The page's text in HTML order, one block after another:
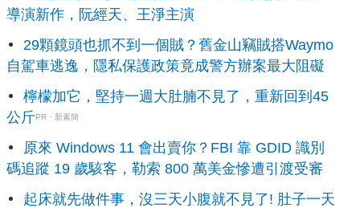
導演新作，阮經天、王淨主演
29顆鏡頭也抓不到一個賊？舊金山竊賊搭Waymo
自駕車逃逸，隱私保護政策竟成警方辦案最大阻礙
檸檬加它，堅持一週大肚腩不見了，重新回到45
公斤PR・新素簡
原來 Windows 11 會出賣你？FBI 靠 GDID 識別
碼追蹤 19 歲駭客，勒索 800 萬美金慘遭引渡受審
起床就先做件事，沒三天小腹就不見了! 肚子一天